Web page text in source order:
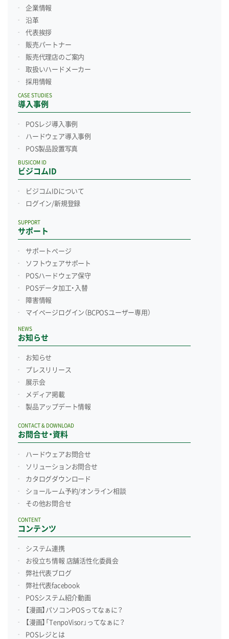
企業情報
沿革
代表挨拶
販売パートナー
販売代理店のご案内
取扱いハードメーカー
採用情報
導入事例
CASE STUDIES
POSレジ導入事例
ハードウェア導入事例
POS製品設置写真
ビジコムID
BUSICOM ID
ビジコムIDについて
ログイン/新規登録
サポート
SUPPORT
サポートページ
ソフトウェアサポート
POSハードウェア保守
POSデータ加工・入替
障害情報
マイページログイン （BCPOSユーザー専用）
お知らせ
NEWS
お知らせ
プレスリリース
展示会
メディア掲載
製品アップデート情報
お問合せ・資料
CONTACT & DOWNLOAD
ハードウェアお問合せ
ソリューションお問合せ
カタログダウンロード
ショールーム予約/オンライン相談
その他お問合せ
コンテンツ
CONTENT
システム連携
お役立ち情報 店舗活性化委員会
弊社代表ブログ
弊社代表facebook
POSシステム紹介動画
【漫画】パソコンPOSってなぁに？
【漫画】「TenpoVisor」ってなぁに？
POSレジとは